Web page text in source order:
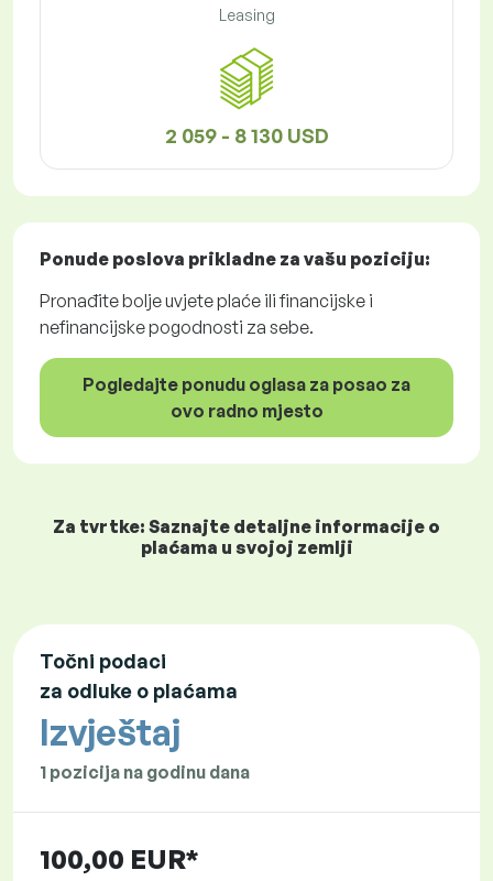
Leasing
2 059 - 8 130 USD
Ponude poslova prikladne za vašu poziciju:
Pronađite bolje uvjete plaće ili financijske i
nefinancijske pogodnosti za sebe.
Pogledajte ponudu oglasa za posao za
ovo radno mjesto
Za tvrtke: Saznajte detaljne informacije o
plaćama u svojoj zemlji
Točni podaci
za odluke o plaćama
Izvještaj
1 pozicija na godinu dana
100,00 EUR*